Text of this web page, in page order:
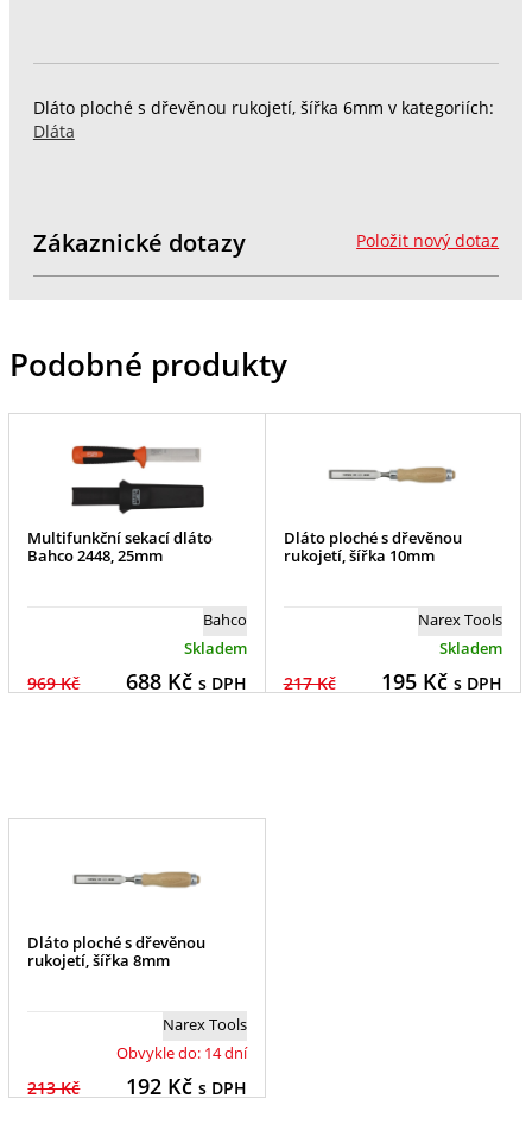
Dláto ploché s dřevěnou rukojetí, šířka 6mm v kategoriích:
Dláta
Položit nový dotaz
Zákaznické dotazy
Podobné produkty
Multifunkční sekací dláto
Bahco 2448, 25mm
Bahco
Skladem
969 Kč 688Kč s DPH
Dláto ploché s dřevěnou
rukojetí, šířka 10mm
Narex Tools
Skladem
217 Kč 195Kč s DPH
Dláto ploché s dřevěnou
rukojetí, šířka 8mm
Narex Tools
Obvykle do: 14 dní
213 Kč 192Kč s DPH